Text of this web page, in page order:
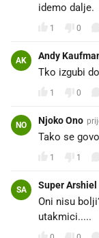
idemo dalje.
1 0
AK Andy
Tko izgubi
1 0
NO Njoko Ono
Tako se
1 1
SA Super Arshiel
Oni nisu
utakmici.....